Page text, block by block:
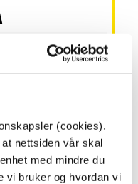
(cookies).
nettsiden vår skal
med mindre du
vi bruker og hvordan vi